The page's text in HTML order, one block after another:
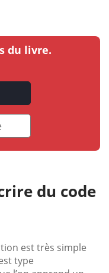
du livre.
du code
est très simple
type